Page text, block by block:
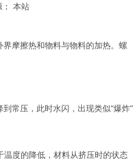
：本站
摩擦热和物料与物料的加热。螺
常压，此时水闪，出现类似“爆炸”
度的降低，材料从挤压时的状态